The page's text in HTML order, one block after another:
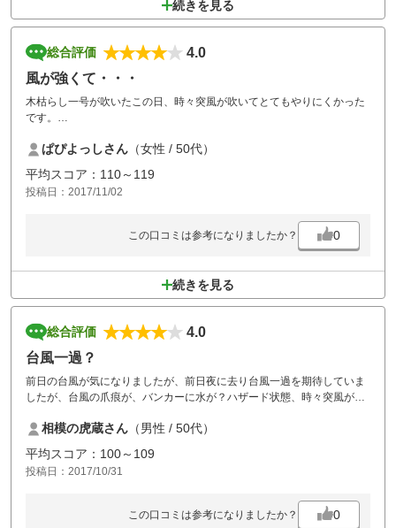
続きを見る
総合評価
4.0
風が強くて・・・
木枯らし一号が吹いたこの日、時々突風が吹いてとてもやりにくかった
です。
ゴルフ場は台風の後だったのでバンカーに水がたまっているところが多
く、フェアウェイにも水たまりがあるところがあったので大変でした。
メンテナンスをあちこちでしていました。
また今度はコンディションがいいときに訪れたいです。
ぱぴよっしさん （女性 / 50代）
平均スコア：110～119
投稿日：2017/11/02
この口コミは参考になりましたか？ 0
続きを見る
総合評価
4.0
台風一過？
前日の台風が気になりましたが、前日夜に去り台風一過を期待していま
したが、台風の爪痕が、バンカーに水が？ハザード状態、時々突風が、
は、前の組がコンペだったようなのですが進行が…ちょっと組み合わせ
を考えて欲しかったです。2時間40分は掛かりすぎでしょう
相模の虎蔵さん （男性 / 50代）
平均スコア：100～109
投稿日：2017/10/31
この口コミは参考になりましたか？ 0